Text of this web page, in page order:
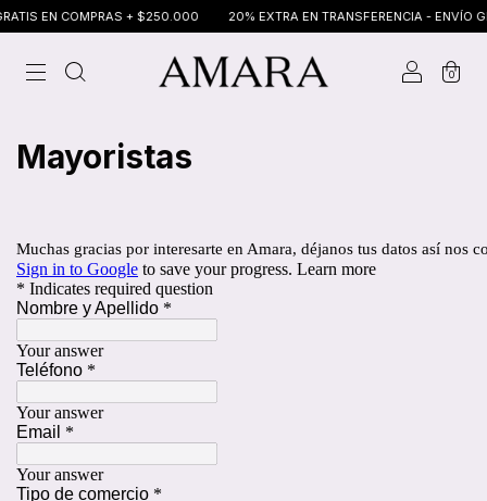
EN COMPRAS + $250.000 20% EXTRA EN TRANSFERENCIA - ENVÍO
0
Mayoristas